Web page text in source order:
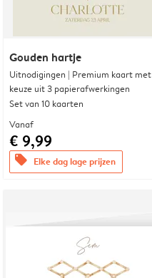
Gouden hartje
Uitnodigingen | Premium kaart met
keuze uit 3 papierafwerkingen
Set van 10 kaarten
Vanaf
€ 9,99
offers Elke dag lage prijzen